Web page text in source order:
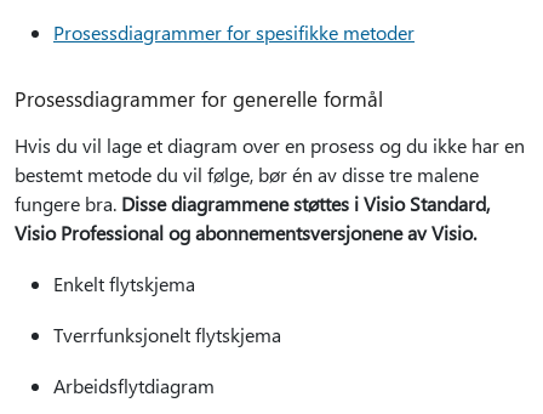
Prosessdiagrammer for spesifikke metoder
Prosessdiagrammer for generelle formål
Hvis du vil lage et diagram over en prosess og du ikke har en
bestemt metode du vil følge, bør én av disse tre malene
fungere bra. Disse diagrammene støttes i Visio Standard,
Visio Professional og abonnementsversjonene av Visio.
Enkelt flytskjema
Tverrfunksjonelt flytskjema
Arbeidsflytdiagram